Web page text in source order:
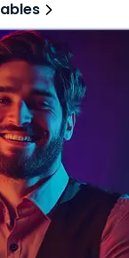
en-un,
comptable et
vous repérer